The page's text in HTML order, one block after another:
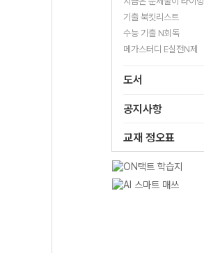
기출 북킷리스트
수능 기출 N회독
메가스터디 E실전N제
도서
공지사항
교재 정오표